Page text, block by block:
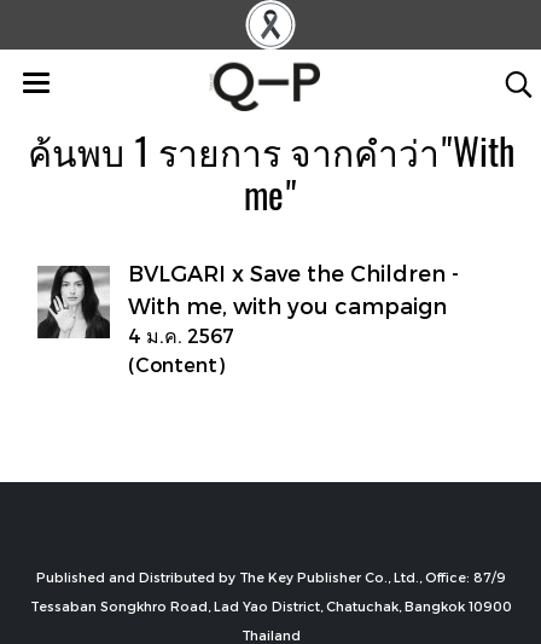
ค้นพบ 1 รายการ จากคำว่า"With
me"
BVLGARI x Save the Children -
With me, with you campaign
4 ม.ค. 2567
(Content)
Published and Distributed by The Key Publisher Co., Ltd., Office: 87/9
Tessaban Songkhro Road, Lad Yao District, Chatuchak, Bangkok 10900
Thailand